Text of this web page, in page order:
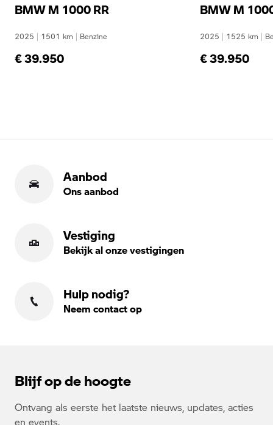
BMW M 1000 RR
2025 | 1501 km | Benzine
€ 39.950
BMW M
2025 | 1525 km |
€ 39.950
Aanbod
Ons aanbod
Vestiging
Bekijk al onze vestigingen
Hulp nodig?
Neem contact op
Blijf op de hoogte
Ontvang als eerste het laatste nieuws, updates, acties
en events.